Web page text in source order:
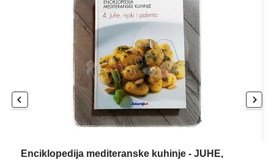
Enciklopedija mediteranske kuhinje - JUHE,